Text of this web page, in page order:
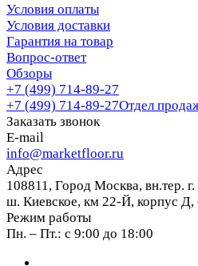
Условия оплаты
Условия доставки
Гарантия на товар
Вопрос-ответ
Обзоры
+7 (499) 714-89-27
+7 (499) 714-89-27Отдел
Заказать звонок
E-mail
info@marketfloor.ru
Адрес
108811, Город Москва, вн.тер.
ш. Киевское, км 22-Й, корпус
Режим работы
Пн. – Пт.: с 9:00 до 18:00